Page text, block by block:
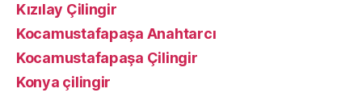
Kızılay Çilingir
Kocamustafapaşa Anahtarcı
Kocamustafapaşa Çilingir
Konya çilingir